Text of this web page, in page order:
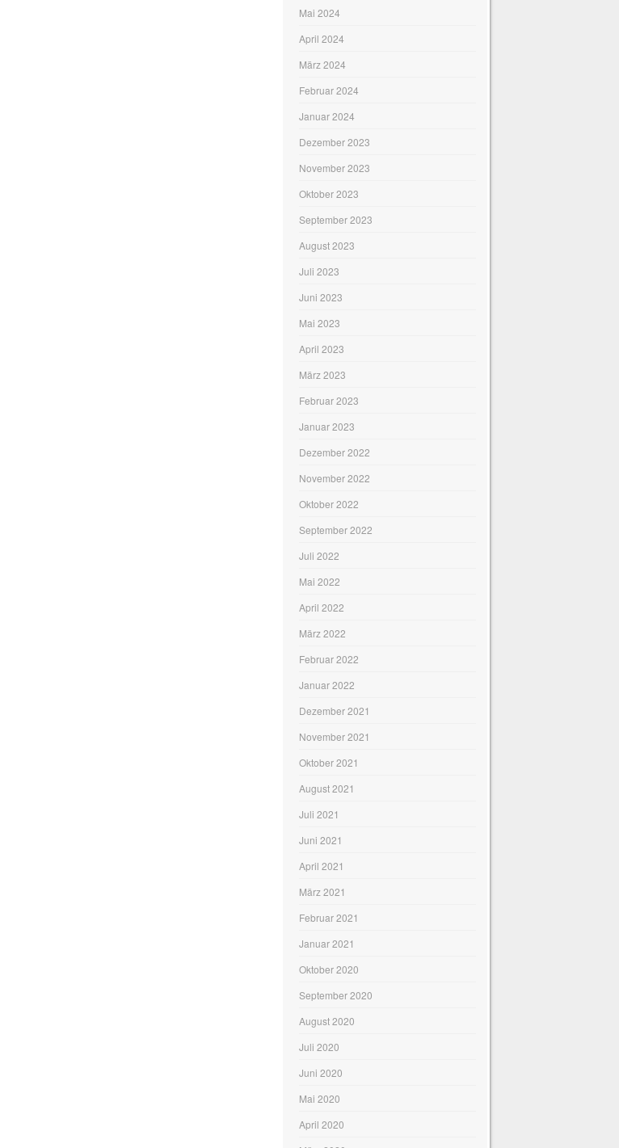
Mai 2024
April 2024
März 2024
Februar 2024
Januar 2024
Dezember 2023
November 2023
Oktober 2023
September 2023
August 2023
Juli 2023
Juni 2023
Mai 2023
April 2023
März 2023
Februar 2023
Januar 2023
Dezember 2022
November 2022
Oktober 2022
September 2022
Juli 2022
Mai 2022
April 2022
März 2022
Februar 2022
Januar 2022
Dezember 2021
November 2021
Oktober 2021
August 2021
Juli 2021
Juni 2021
April 2021
März 2021
Februar 2021
Januar 2021
Oktober 2020
September 2020
August 2020
Juli 2020
Juni 2020
Mai 2020
April 2020